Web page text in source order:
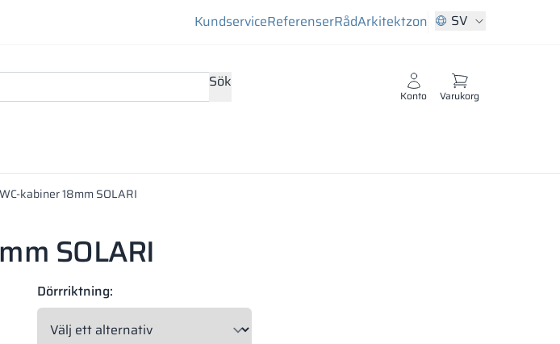
KundserviceReferenserRådArkitektzon SV
Sök
Konto Varukorg
kabiner 18mm SOLARI
SOLARI
Dörrriktning: